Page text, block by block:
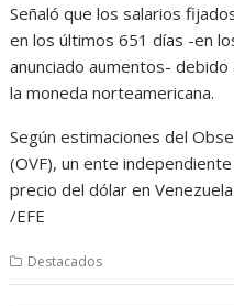
Señaló que los salarios
en los últimos 651 días -en
anunciado aumentos-
la moneda norteamericana.
Según estimaciones del
(OVF), un ente
precio del dólar en
/EFE
Destacados